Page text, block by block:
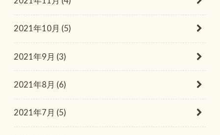
2021年10月 (5)
2021年9月 (3)
2021年8月 (6)
2021年7月 (5)